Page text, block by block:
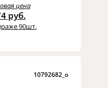
цена
руб.
90шт.
10792682_o